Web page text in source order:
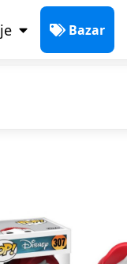
Bazar